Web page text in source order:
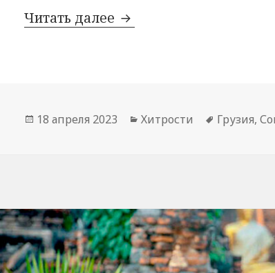
Читать далее Хитрости экономной
Опубликовано
18 апреля 2023 Рубрики
Хитрости Метки
Грузия,